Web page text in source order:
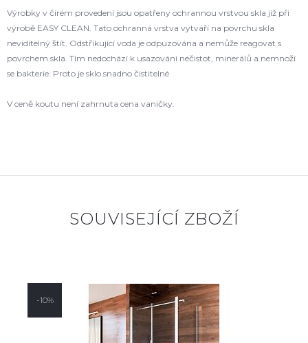
Výrobky v čirém provedení jsou opatřeny ochrannou vrstvou skla již při
výrobě EASY CLEAN. Tato ochranná vrstva vytváří na povrchu skla
neviditelný štít. Odstřikující voda je odpuzována a nemůže reagovat s
povrchem skla. Tím nedochází k usazování nečistot, minerálů a nemnoží
se bakterie. Proto je sklo snadno čistitelné
V ceně koutu není zahrnuta cena vaničky.
SOUVISEJÍCÍ ZBOŽÍ
-10%